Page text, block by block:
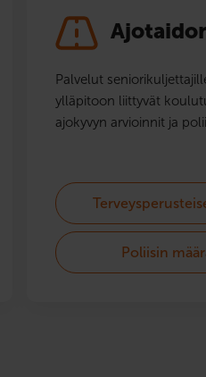
Palvelut
ylläpitoon liittyvät
ajokyvyn arvioinnit ja
Poliisin